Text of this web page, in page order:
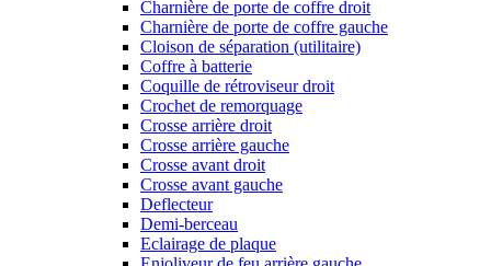
Charnière de porte de coffre droit
Charnière de porte de coffre gauche
Cloison de séparation (utilitaire)
Coffre à batterie
Coquille de rétroviseur droit
Crochet de remorquage
Crosse arrière droit
Crosse arrière gauche
Crosse avant droit
Crosse avant gauche
Deflecteur
Demi-berceau
Eclairage de plaque